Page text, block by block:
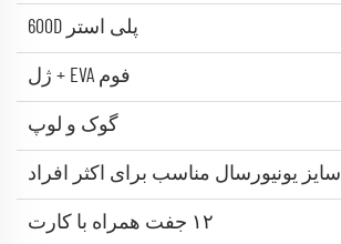
پلی استر 600D
فوم EVA + ژل
گوک و لوپ
سایز یونیورسال مناسب برای اکثر افراد
۱۲ جفت همراه با کارت